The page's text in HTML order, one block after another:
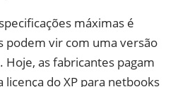
máximas é
podem vir com uma versão
Hoje, as fabricantes pagam
licença do XP para netbooks